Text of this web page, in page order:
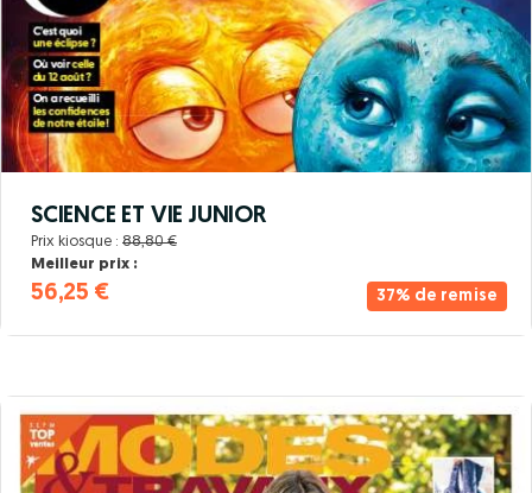
37% de remise
SCIENCE ET VIE JUNIOR
Prix kiosque : 88,80 €
Meilleur prix :
56,25 €